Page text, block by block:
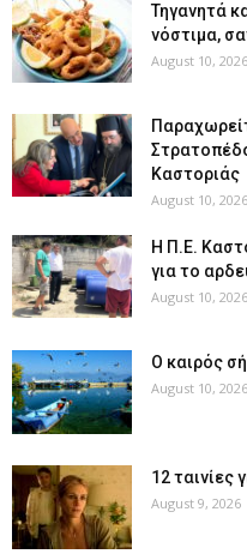
Τηγανητά
νόστιμα,
August 10, 2026
Καστοριάς
August 10, 2026
Η Π.Ε.
για το
August 10, 2026
Ο καιρός
August 10, 2026
12 ταινίες
August 9, 2026